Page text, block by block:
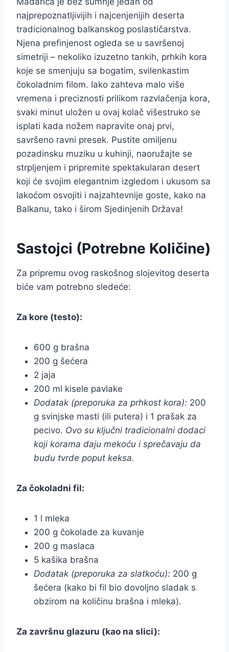
najprepoznatljivijih i najcenjenijih deserta
tradicionalnog balkanskog poslastičarstva.
Njena prefinjenost ogleda se u savršenoj
simetriji – nekoliko izuzetno tankih, prhkih kora
koje se smenjuju sa bogatim, svilenkastim
čokoladnim filom. Iako zahteva malo više
vremena i preciznosti prilikom razvlačenja kora,
svaki minut uložen u ovaj kolač višestruko se
isplati kada nožem napravite onaj prvi,
savršeno ravni presek. Pustite omiljenu
pozadinsku muziku u kuhinji, naoružajte se
strpljenjem i pripremite spektakularan desert
koji će svojim elegantnim izgledom i ukusom sa
lakoćom osvojiti i najzahtevnije goste, kako na
Balkanu, tako i širom Sjedinjenih Država!
Sastojci (Potrebne Količine)
Za pripremu ovog raskošnog slojevitog deserta
biće vam potrebno sledeće:
Za kore (testo):
600 g brašna
200 g šećera
2 jaja
200 ml kisele pavlake
Dodatak (preporuka za prhkost kora): 200
g svinjske masti (ili putera) i 1 prašak za
pecivo. Ovo su ključni tradicionalni dodaci
koji korama daju mekoću i sprečavaju da
budu tvrde poput keksa.
Za čokoladni fil:
1 l mleka
200 g čokolade za kuvanje
200 g maslaca
5 kašika brašna
Dodatak (preporuka za slatkoću): 200 g
šećera (kako bi fil bio dovoljno sladak s
obzirom na količinu brašna i mleka).
Za završnu glazuru (kao na slici):